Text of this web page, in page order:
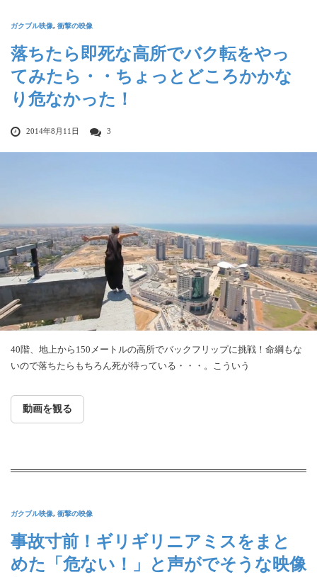
ガクブル映像, 衝撃の映像
落ちたら即死な高所でバク転をやっ
てみたら・・ちょっとどころかかな
り危なかった！
2014年8月11日 3
40階、地上から150メートルの高所でバックフリップに挑戦！命綱もな
いので落ちたらもちろん死が待っている・・・。こういう
動画を観る
ガクブル映像, 衝撃の映像
事故寸前！ギリギリニアミスをまと
めた「危ない！」と声がでそうな映像